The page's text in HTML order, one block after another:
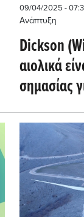
09/04/2025 -
Ανάπτυξη
Dickson
αιολικά
σημασίας